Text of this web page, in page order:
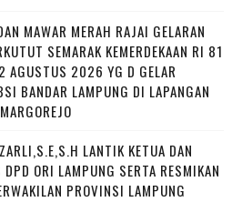
MAWAR MERAH RAJAI GELARAN
SEMARAK KEMERDEKAAN RI 81
AGUSTUS 2026 YG D GELAR
BANDAR LAMPUNG DI LAPANGAN
LANTIK KETUA DAN
DPD ORI LAMPUNG SERTA RESMIKAN
PROVINSI LAMPUNG